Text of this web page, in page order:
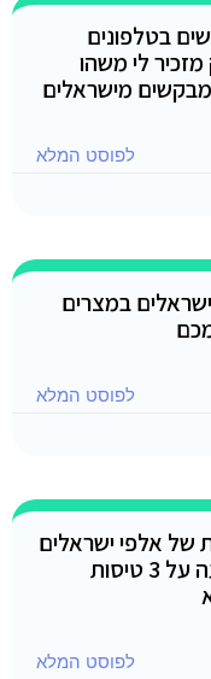
בטלפונים
לי משהו
מישראלים
לפוסט המלא
במצרים
לפוסט המלא
של אלפי ישראלים
לחזור לישראל חברת ארקיע מודיעה על 3 טיסות
לפוסט המלא